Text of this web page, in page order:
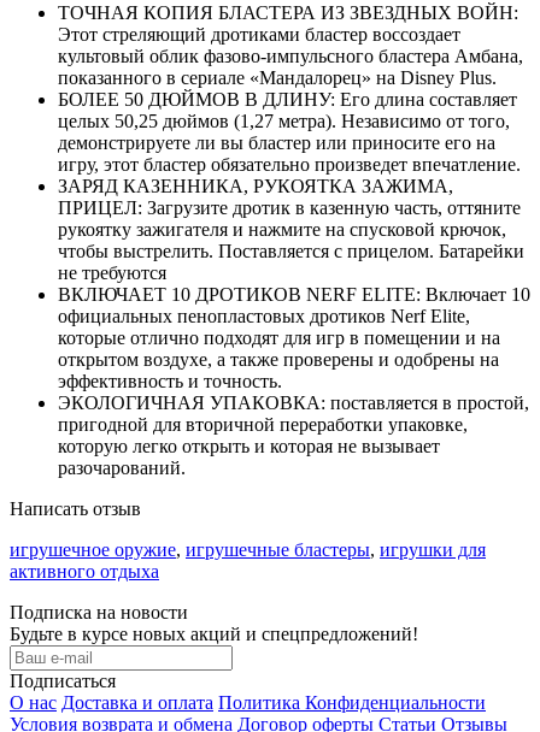
ТОЧНАЯ КОПИЯ БЛАСТЕРА ИЗ ЗВЕЗДНЫХ ВОЙН:
Этот стреляющий дротиками бластер воссоздает
культовый облик фазово-импульсного бластера Амбана,
показанного в сериале «Мандалорец» на Disney Plus.
БОЛЕЕ 50 ДЮЙМОВ В ДЛИНУ: Его длина составляет
целых 50,25 дюймов (1,27 метра). Независимо от того,
демонстрируете ли вы бластер или приносите его на
игру, этот бластер обязательно произведет впечатление.
ЗАРЯД КАЗЕННИКА, РУКОЯТКА ЗАЖИМА,
ПРИЦЕЛ: Загрузите дротик в казенную часть, оттяните
рукоятку зажигателя и нажмите на спусковой крючок,
чтобы выстрелить. Поставляется с прицелом. Батарейки
не требуются
ВКЛЮЧАЕТ 10 ДРОТИКОВ NERF ELITE: Включает 10
официальных пенопластовых дротиков Nerf Elite,
которые отлично подходят для игр в помещении и на
открытом воздухе, а также проверены и одобрены на
эффективность и точность.
ЭКОЛОГИЧНАЯ УПАКОВКА: поставляется в простой,
пригодной для вторичной переработки упаковке,
которую легко открыть и которая не вызывает
разочарований.
Написать отзыв
игрушечное оружие, игрушечные бластеры, игрушки для
активного отдыха
Подписка на новости
Будьте в курсе новых акций и спецпредложений!
Подписаться
О нас Доставка и оплата Политика Конфиденциальности
Условия возврата и обмена Договор оферты Статьи Отзывы